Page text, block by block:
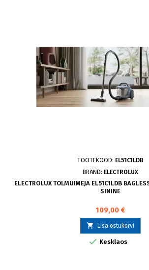
TOOTEKOOD: EL51C1LDB
BRÄND: ELECTROLUX
ELECTROLUX TOLMUIMEJA EL51C1LDB
SININE
109,00 €
 Lisa ostukorvi
 Kesklaos